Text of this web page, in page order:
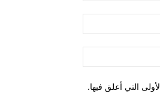
الإلكتروني:*
التي أعلق فيها.